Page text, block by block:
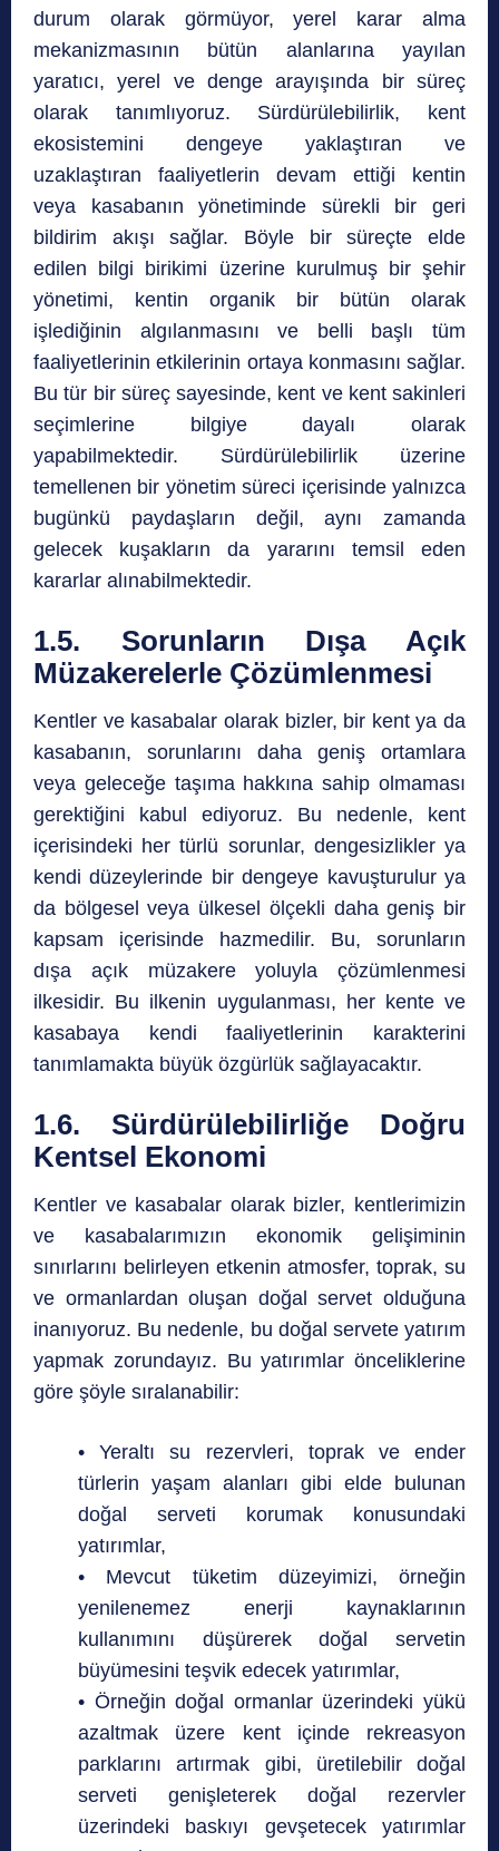
durum olarak görmüyor, yerel karar alma
mekanizmasının bütün alanlarına yayılan
yaratıcı, yerel ve denge arayışında bir süreç
olarak tanımlıyoruz. Sürdürülebilirlik, kent
ekosistemini dengeye yaklaştıran ve
uzaklaştıran faaliyetlerin devam ettiği kentin
veya kasabanın yönetiminde sürekli bir geri
bildirim akışı sağlar. Böyle bir süreçte elde
edilen bilgi birikimi üzerine kurulmuş bir şehir
yönetimi, kentin organik bir bütün olarak
işlediğinin algılanmasını ve belli başlı tüm
faaliyetlerinin etkilerinin ortaya konmasını sağlar.
Bu tür bir süreç sayesinde, kent ve kent sakinleri
seçimlerine bilgiye dayalı olarak
yapabilmektedir. Sürdürülebilirlik üzerine
temellenen bir yönetim süreci içerisinde yalnızca
bugünkü paydaşların değil, aynı zamanda
gelecek kuşakların da yararını temsil eden
kararlar alınabilmektedir.
1.5. Sorunların Dışa Açık
Müzakerelerle Çözümlenmesi
Kentler ve kasabalar olarak bizler, bir kent ya da
kasabanın, sorunlarını daha geniş ortamlara
veya geleceğe taşıma hakkına sahip olmaması
gerektiğini kabul ediyoruz. Bu nedenle, kent
içerisindeki her türlü sorunlar, dengesizlikler ya
kendi düzeylerinde bir dengeye kavuşturulur ya
da bölgesel veya ülkesel ölçekli daha geniş bir
kapsam içerisinde hazmedilir. Bu, sorunların
dışa açık müzakere yoluyla çözümlenmesi
ilkesidir. Bu ilkenin uygulanması, her kente ve
kasabaya kendi faaliyetlerinin karakterini
tanımlamakta büyük özgürlük sağlayacaktır.
1.6. Sürdürülebilirliğe Doğru
Kentsel Ekonomi
Kentler ve kasabalar olarak bizler, kentlerimizin
ve kasabalarımızın ekonomik gelişiminin
sınırlarını belirleyen etkenin atmosfer, toprak, su
ve ormanlardan oluşan doğal servet olduğuna
inanıyoruz. Bu nedenle, bu doğal servete yatırım
yapmak zorundayız. Bu yatırımlar önceliklerine
göre şöyle sıralanabilir:
• Yeraltı su rezervleri, toprak ve ender
türlerin yaşam alanları gibi elde bulunan
doğal serveti korumak konusundaki
yatırımlar,
• Mevcut tüketim düzeyimizi, örneğin
yenilenemez enerji kaynaklarının
kullanımını düşürerek doğal servetin
büyümesini teşvik edecek yatırımlar,
• Örneğin doğal ormanlar üzerindeki yükü
azaltmak üzere kent içinde rekreasyon
parklarını artırmak gibi, üretilebilir doğal
serveti genişleterek doğal rezervler
üzerindeki baskıyı gevşetecek yatırımlar